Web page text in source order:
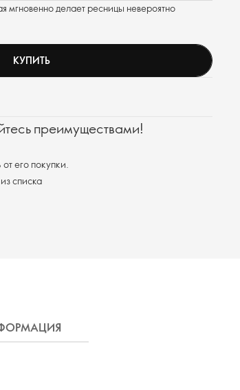
мгновенно делает ресницы невероятно
КУПИТЬ
преимуществами!
его покупки.
списка